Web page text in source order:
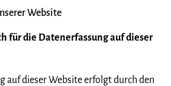
Website
für die Datenerfassung auf dieser
auf dieser Website erfolgt durch den